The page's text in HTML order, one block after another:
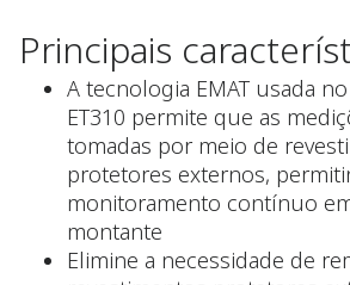
Principais
A tecnologia EMAT usada
ET310 permite que as
tomadas por meio de
protetores externos,
monitoramento contínuo
montante
Elimine a necessidade de